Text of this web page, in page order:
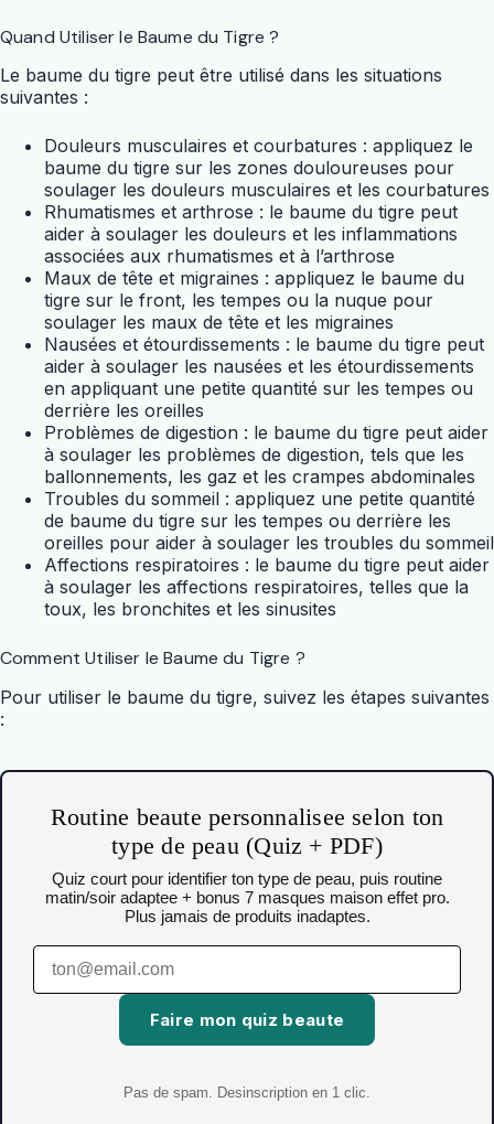
Quand Utiliser le Baume du Tigre ?
Le baume du tigre peut être utilisé dans les situations
suivantes :
Douleurs musculaires et courbatures : appliquez le
baume du tigre sur les zones douloureuses pour
soulager les douleurs musculaires et les courbatures
Rhumatismes et arthrose : le baume du tigre peut
aider à soulager les douleurs et les inflammations
associées aux rhumatismes et à l’arthrose
Maux de tête et migraines : appliquez le baume du
tigre sur le front, les tempes ou la nuque pour
soulager les maux de tête et les migraines
Nausées et étourdissements : le baume du tigre peut
aider à soulager les nausées et les étourdissements
en appliquant une petite quantité sur les tempes ou
derrière les oreilles
Problèmes de digestion : le baume du tigre peut aider
à soulager les problèmes de digestion, tels que les
ballonnements, les gaz et les crampes abdominales
Troubles du sommeil : appliquez une petite quantité
de baume du tigre sur les tempes ou derrière les
oreilles pour aider à soulager les troubles du sommeil
Affections respiratoires : le baume du tigre peut aider
à soulager les affections respiratoires, telles que la
toux, les bronchites et les sinusites
Comment Utiliser le Baume du Tigre ?
Pour utiliser le baume du tigre, suivez les étapes suivantes
:
Routine beaute personnalisee selon ton
type de peau (Quiz + PDF)
Quiz court pour identifier ton type de peau, puis routine
matin/soir adaptee + bonus 7 masques maison effet pro.
Plus jamais de produits inadaptes.
Faire mon quiz beaute
Pas de spam. Desinscription en 1 clic.